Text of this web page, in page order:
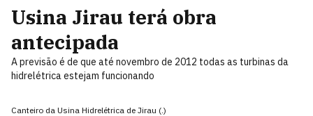
Usina Jirau terá obra
antecipada
A previsão é de que até novembro de 2012 todas as turbinas da
hidrelétrica estejam funcionando
Canteiro da Usina Hidrelétrica de Jirau (.)